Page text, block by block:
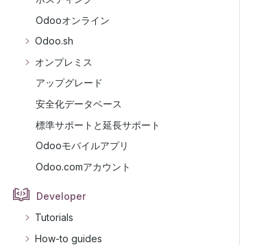
Odooオンライン
Odoo.sh
オンプレミス
アップグレード
安全化データベース
標準サポートと延長サポート
Odooモバイルアプリ
Odoo.comアカウント
Developer
Tutorials
How-to guides